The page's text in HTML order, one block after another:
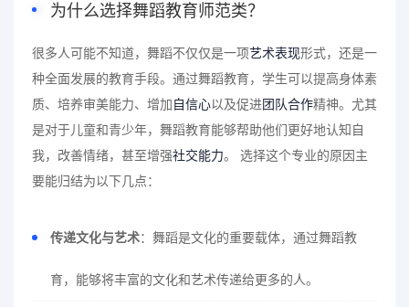
为什么选择舞蹈教育师范类？
很多人可能不知道，舞蹈不仅仅是一项艺术表现形式，还是一
种全面发展的教育手段。通过舞蹈教育，学生可以提高身体素
质、培养审美能力、增加自信心以及促进团队合作精神。尤其
是对于儿童和青少年，舞蹈教育能够帮助他们更好地认知自
我，改善情绪，甚至增强社交能力。 选择这个专业的原因主
要能归结为以下几点：
传递文化与艺术：舞蹈是文化的重要载体，通过舞蹈教
育，能够将丰富的文化和艺术传递给更多的人。